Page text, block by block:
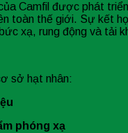
Camfil được phát
toàn thế giới. Sự kết
xạ, rung động và tải
sở hạt nhân:
phóng xạ